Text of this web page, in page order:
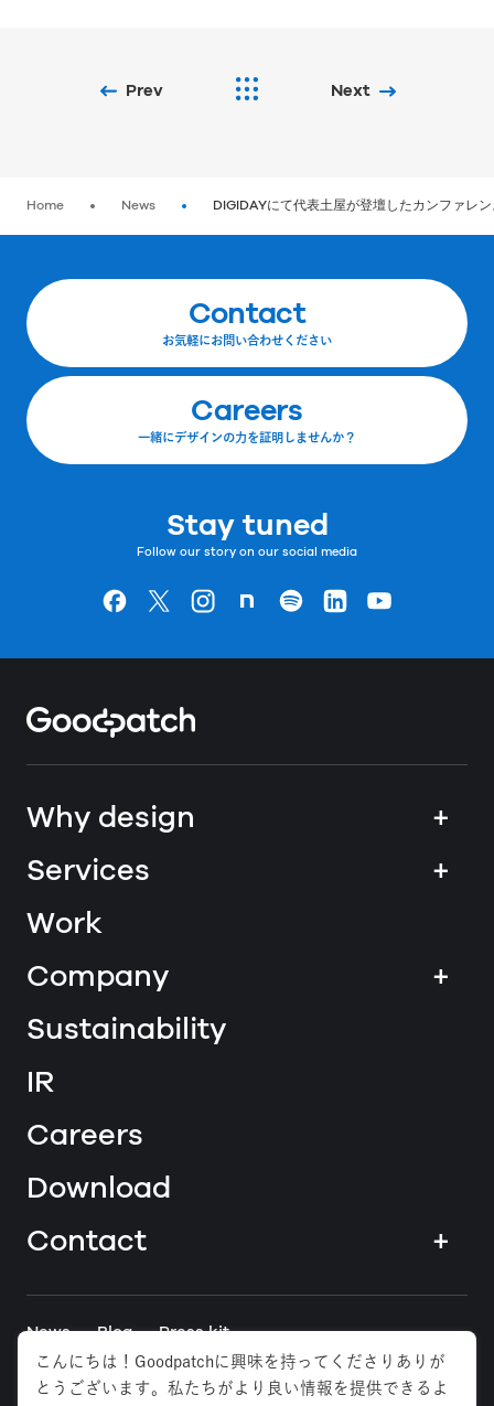
Prev Next
Home News DIGIDAYにて代表土屋が登壇したカンファレ
Contact
お気軽にお問い合わせください
Careers
一緒にデザインの力を証明しませんか？
Stay tuned
Follow our story on our social media
Goodpatchの
ページ
Goodpatchの
ページ
Goodpatchの
ページGoodpatchの
ページ
Goodpatchの
ページ
Goodpatchの
ページ
Goodpatchの
Why design
+
Services
+
Work
Company
+
Sustainability
IR
Careers
Download
Contact
+
News Blog Press kit
Tokyo Osaka Anywhere
こんにちは！Goodpatchに興味を持ってくださりありが
とうございます。私たちがより良い情報を提供できるよ